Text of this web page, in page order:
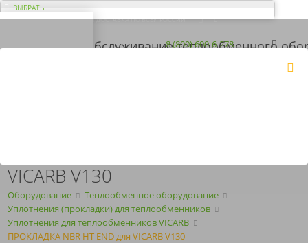
ВЫБРАТЬ
ДОСТАВКА ПО ВСЕЙ РОССИИ
8 (800) 600-6-278
VICARB V130
Оборудование
Теплообменное оборудование
Уплотнения (прокладки) для теплообменников
Уплотнения для теплообменников VICARB
ПРОКЛАДКА NBR HT END для VICARB V130